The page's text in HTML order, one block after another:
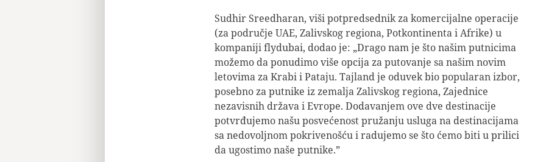
Sudhir Sreedharan, viši potpredsednik za komercijalne operacije
(za područje UAE, Zalivskog regiona, Potkontinenta i Afrike) u
kompaniji flydubai, dodao je: „Drago nam je što našim putnicima
možemo da ponudimo više opcija za putovanje sa našim novim
letovima za Krabi i Pataju. Tajland je oduvek bio popularan izbor,
posebno za putnike iz zemalja Zalivskog regiona, Zajednice
nezavisnih država i Evrope. Dodavanjem ove dve destinacije
potvrđujemo našu posvećenost pružanju usluga na destinacijama
sa nedovoljnom pokrivenošću i radujemo se što ćemo biti u prilici
da ugostimo naše putnike.”